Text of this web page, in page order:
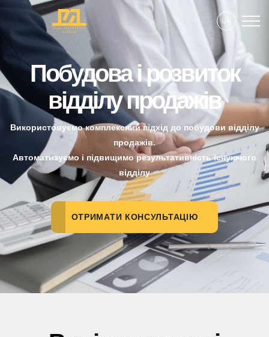
UK
Побудова і розвиток
відділу продажів
Використовуємо комплексний підхід до побудови відділу
продажів.
Автоматизуємо і підвищимо результативність існуючого
відділу
ОТРИМАТИ КОНСУЛЬТАЦІЮ